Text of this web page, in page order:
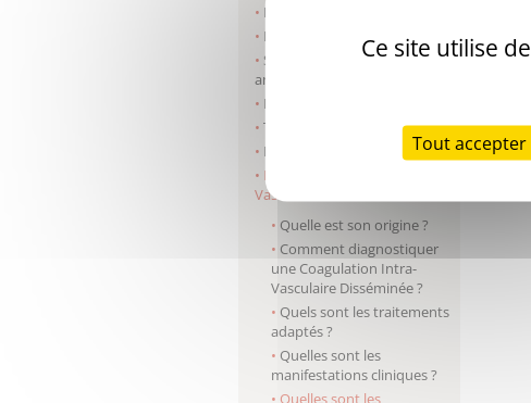
Hémophilie A
Hémophilie B
Syndrome des
antiphospholipides
Maladie de Willebrand
Thrombophilie
Bilan préopératoire
La Coagulation Intra-
Vasculaire Disséminée
Quelle est son origine ?
Comment diagnostiquer
une Coagulation Intra-
Vasculaire Disséminée ?
Quels sont les traitements
adaptés ?
Quelles sont les
manifestations cliniques ?
Quelles sont les
Ce site utilise
Tout accepter